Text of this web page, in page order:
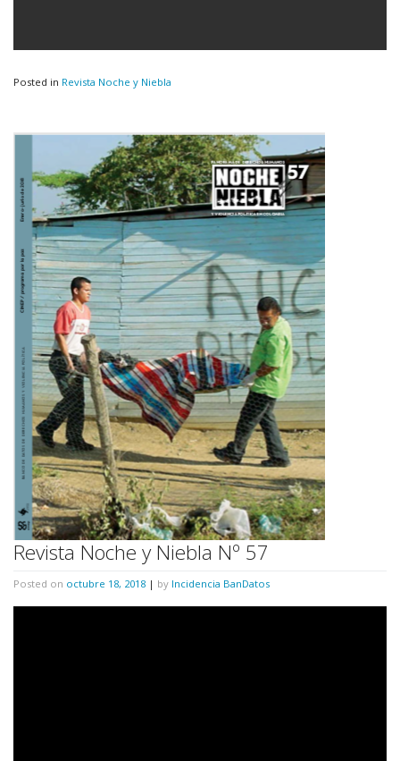
Posted in Revista Noche y Niebla
Revista Noche y Niebla Nº 57
Posted on octubre 18, 2018 | by Incidencia BanDatos